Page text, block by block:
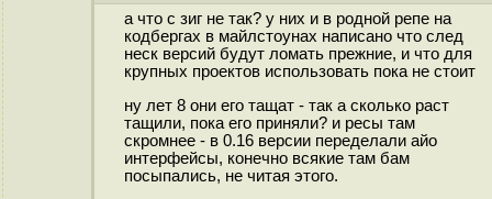
а что с зиг не так? у них и в родной репе на
кодбергах в майлстоунах написано что след
неск версий будут ломать прежние, и что для
крупных проектов использовать пока не стоит
ну лет 8 они его тащат - так а сколько раст
тащили, пока его приняли? и ресы там
скромнее - в 0.16 версии переделали айо
интерфейсы, конечно всякие там бам
посыпались, не читая этого.